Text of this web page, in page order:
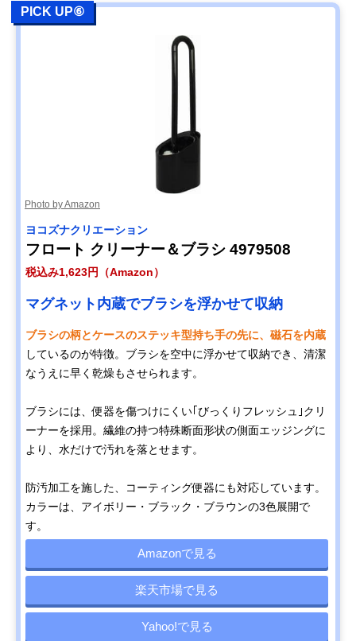
PICK UP⑥
Photo by Amazon
ヨコズナクリエーション
フロート クリーナー＆ブラシ 4979508
税込み1,623円（Amazon）
マグネット内蔵でブラシを浮かせて収納
ブラシの柄とケースのステッキ型持ち手の先に、磁石を内蔵
しているのが特徴。ブラシを空中に浮かせて収納でき、清潔
なうえに早く乾燥もさせられます。
ブラシには、便器を傷つけにくい｢びっくりフレッシュ｣クリ
ーナーを採用。繊維の持つ特殊断面形状の側面エッジングに
より、水だけで汚れを落とせます。
防汚加工を施した、コーティング便器にも対応しています。
カラーは、アイボリー・ブラック・ブラウンの3色展開で
す。
Amazonで見る
楽天市場で見る
Yahoo!で見る